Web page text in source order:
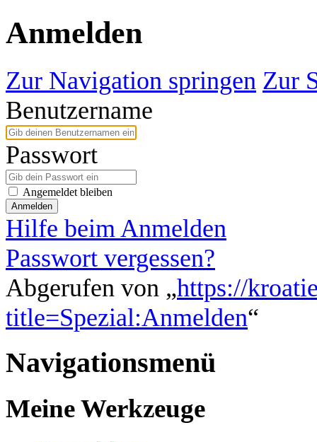
Anmelden
Zur Navigation springen Zur
Benutzername
Passwort
Angemeldet bleiben
Anmelden
Hilfe beim Anmelden
Passwort vergessen?
Abgerufen von „https://
title=Spezial:Anmelden“
Navigationsmenü
Meine Werkzeuge